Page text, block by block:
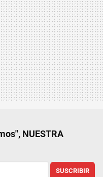
NUESTRA
SUSCRIBIR